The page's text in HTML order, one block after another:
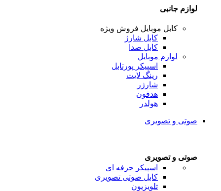
لوازم جانبی
کابل موبایل فروش ویژه
کابل شارژ
کابل صدا
لوازم موبایل
اسپیکر پورتابل
رینگ لایت
شارژر
هدفون
هولدر
صوتی و تصویری
صوتی و تصویری
اسپیکر حرفه ای
کابل صوتی تصویری
تلویزیون